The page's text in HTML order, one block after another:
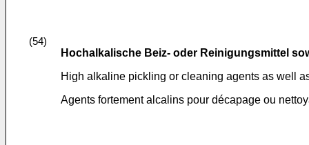
(54)
Hochalkalische Beiz- oder Reinigungsmittel
High alkaline pickling or cleaning agents as well
Agents fortement alcalins pour décapage ou